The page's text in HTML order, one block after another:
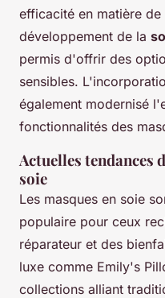
efficacité en matière
développement de la
permis d'offrir des
sensibles.
également modernisé
fonctionnalités des
Actuelles tendances
soie
Les masques en soie
populaire pour ceux
réparateur et des
luxe comme Emily's
collections alliant